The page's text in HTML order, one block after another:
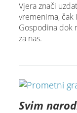
Vjera znači
vremenima, čak
Gospodina dok
za nas.
Svim